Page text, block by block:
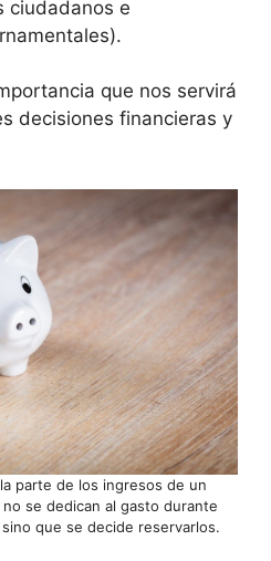
ciudadanos e
que nos servirá
decisiones financieras y
parte de los ingresos de un
se dedican al gasto durante
que se decide reservarlos.